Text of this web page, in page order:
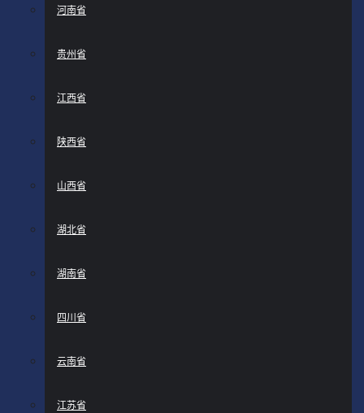
河南省
贵州省
江西省
陕西省
山西省
湖北省
湖南省
四川省
云南省
江苏省